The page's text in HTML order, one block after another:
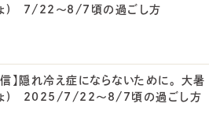
) 7/22～8/7頃の過ごし方
信】隠れ冷え症にならないために。 大暑
ょ) 2025/7/22～8/7頃の過ごし方